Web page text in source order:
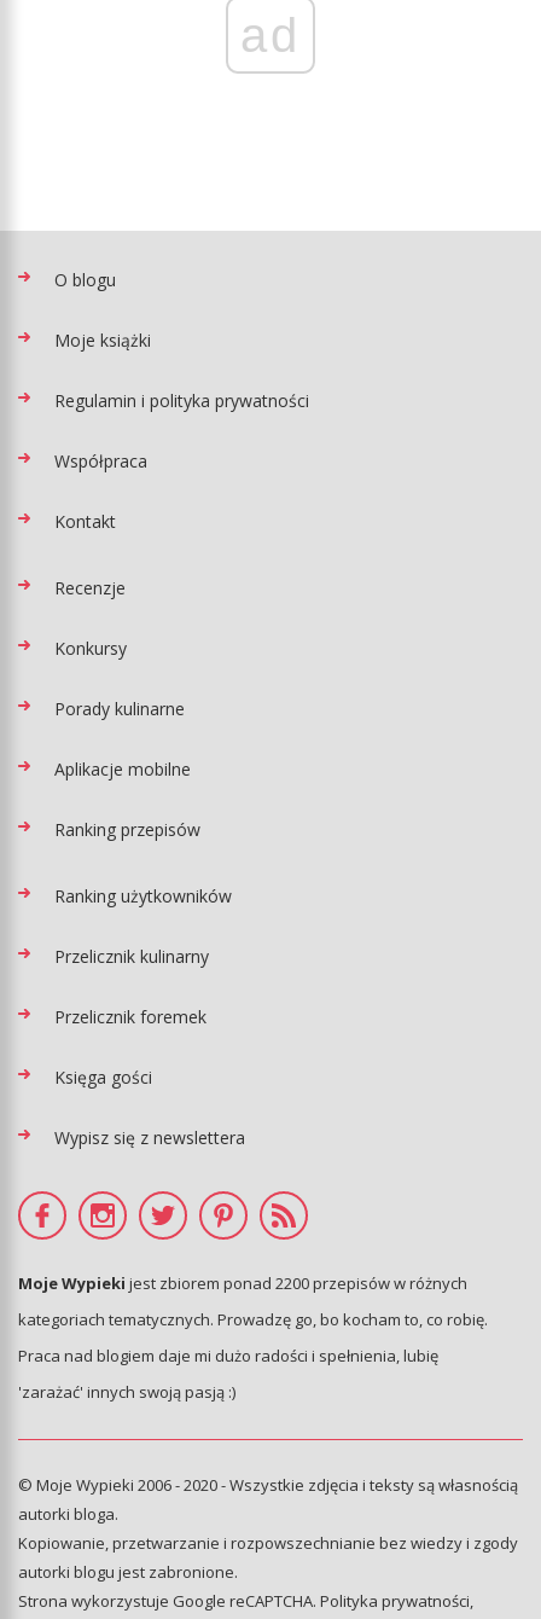
ad
O blogu
Moje książki
Regulamin i polityka prywatności
Współpraca
Kontakt
Recenzje
Konkursy
Porady kulinarne
Aplikacje mobilne
Ranking przepisów
Ranking użytkowników
Przelicznik kulinarny
Przelicznik foremek
Księga gości
Wypisz się z newslettera
Moje Wypieki jest zbiorem ponad 2200 przepisów w różnych
kategoriach tematycznych. Prowadzę go, bo kocham to, co robię.
Praca nad blogiem daje mi dużo radości i spełnienia, lubię
'zarażać' innych swoją pasją :)
© Moje Wypieki 2006 - 2020 - Wszystkie zdjęcia i teksty są własnością
autorki bloga.
Kopiowanie, przetwarzanie i rozpowszechnianie bez wiedzy i zgody
autorki blogu jest zabronione.
Strona wykorzystuje Google reCAPTCHA. Polityka prywatności,